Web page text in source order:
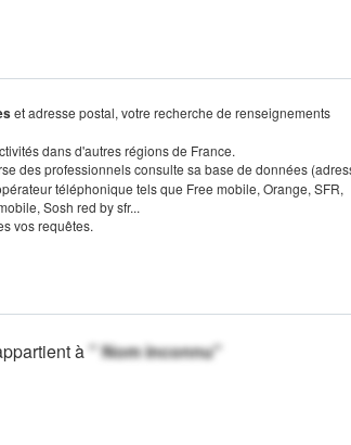
et adresse postal, votre recherche de renseignements
dans d'autres régions de France.
des professionnels consulte sa base de données
téléphonique tels que Free mobile, Orange, SFR,
Sosh red by sfr...
vos requêtes.
à" Nom inconnu"